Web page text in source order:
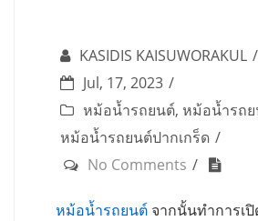
KASIDIS KAISUWORAKUL
Jul, 17, 2023
หม้อน้ำรถยนต์, หม้อน้ำรถ
หม้อน้ำรถยนต์ปากเกร็ด
No Comments
หม้อน้ำรถยนต์ จากนั้นทำการเ